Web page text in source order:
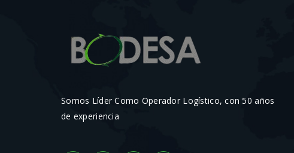
Somos Líder Como Operador Logístico, con 50 años
de experiencia